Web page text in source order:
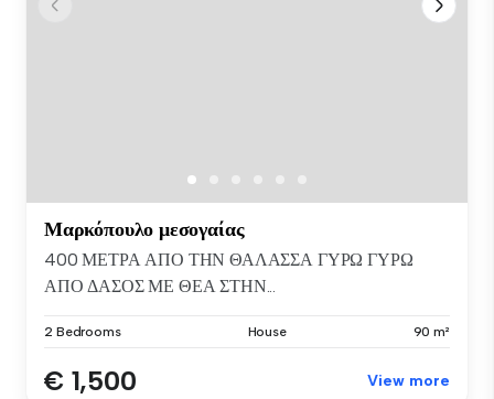
Μαρκόπουλο μεσογαίας
400 ΜΕΤΡΑ ΑΠΟ ΤΗΝ ΘΑΛΑΣΣΑ ΓΥΡΩ ΓΥΡΩ
ΑΠΟ ΔΑΣΟΣ ΜΕ ΘΕΑ ΣΤΗΝ...
2 Bedrooms House 90 m²
€ 1,500 View more